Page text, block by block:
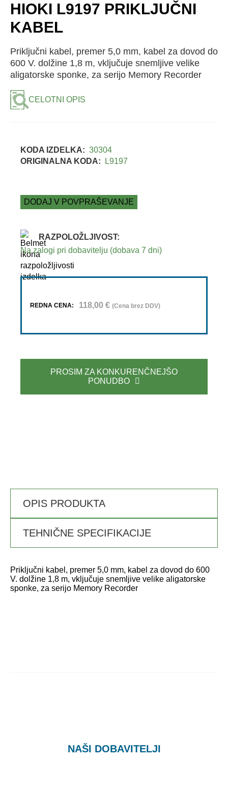
HIOKI L9197 PRIKLJUČNI
KABEL
Priključni kabel, premer 5,0 mm, kabel za dovod do
600 V. dolžine 1,8 m, vključuje snemljive velike
aligatorske sponke, za serijo Memory Recorder
CELOTNI OPIS
KODA IZDELKA: 30304
ORIGINALNA KODA:
L9197
DODAJ V POVPRAŠEVANJE
RAZPOLOŽLJIVOST:
Na zalogi pri dobavitelju (dobava 7 dni)
REDNA CENA: 118,00 € (Cena brez DDV)
PROSIM ZA KONKURENČNEJŠO
PONUDBO
OPIS PRODUKTA
TEHNIČNE SPECIFIKACIJE
Priključni kabel, premer 5,0 mm, kabel za dovod do 600
V. dolžine 1,8 m, vključuje snemljive velike aligatorske
sponke, za serijo Memory Recorder
NAŠI DOBAVITELJI